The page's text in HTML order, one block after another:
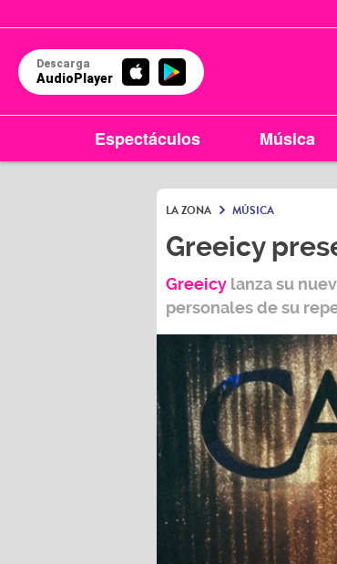
Descarga
AudioPlayer
Espectáculos Música
LA ZONA MÚSICA
Greeicy
Greeicy lanza su
personales de su